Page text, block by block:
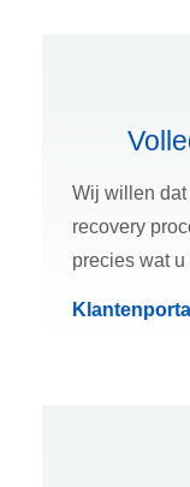
Wij willen dat
recovery
precies wat